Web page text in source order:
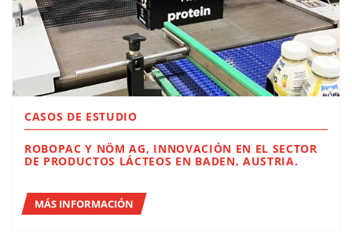
CASOS DE ESTUDIO
ROBOPAC Y NÖM AG, INNOVACIÓN EN EL SECTOR
DE PRODUCTOS LÁCTEOS EN BADEN, AUSTRIA.
MÁS INFORMACIÓN